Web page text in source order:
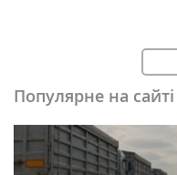
Популярне на сайті